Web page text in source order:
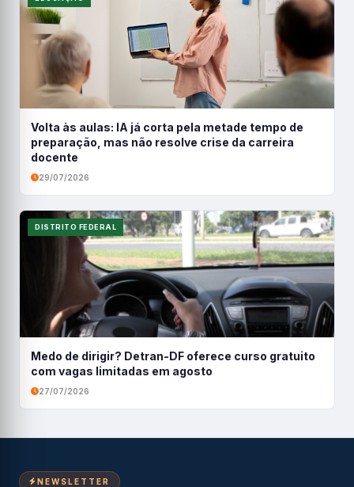
Volta às aulas: IA já corta pela metade tempo de
preparação, mas não resolve crise da carreira
docente
29/07/2026
DISTRITO FEDERAL
Medo de dirigir? Detran-DF oferece curso gratuito
com vagas limitadas em agosto
27/07/2026
NEWSLETTER